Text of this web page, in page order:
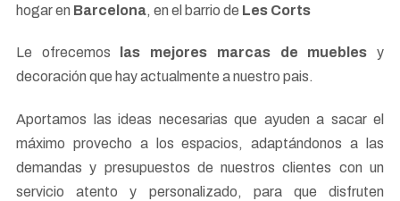
hogar en Barcelona, en el barrio de Les Corts
Le ofrecemos las mejores marcas de muebles y
decoración que hay actualmente a nuestro pais.
Aportamos las ideas necesarias que ayuden a sacar el
máximo provecho a los espacios, adaptándonos a las
demandas y presupuestos de nuestros clientes con un
servicio atento y personalizado, para que disfruten